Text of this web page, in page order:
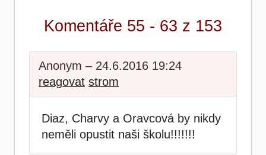
Komentáře 55 - 63 z 153
Anonym – 24.6.2016 19:24
reagovat strom
Diaz, Charvy a Oravcová by nikdy
neměli opustit naši školu!!!!!!!